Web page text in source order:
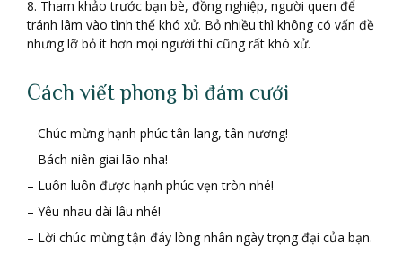
8. Tham khảo trước bạn bè, đồng nghiệp, người quen để
tránh lâm vào tình thế khó xử. Bỏ nhiều thì không có vấn đề
nhưng lỡ bỏ ít hơn mọi người thì cũng rất khó xử.
Cách viết phong bì đám cưới
– Chúc mừng hạnh phúc tân lang, tân nương!
– Bách niên giai lão nha!
– Luôn luôn được hạnh phúc vẹn tròn nhé!
– Yêu nhau dài lâu nhé!
– Lời chúc mừng tận đáy lòng nhân ngày trọng đại của bạn.